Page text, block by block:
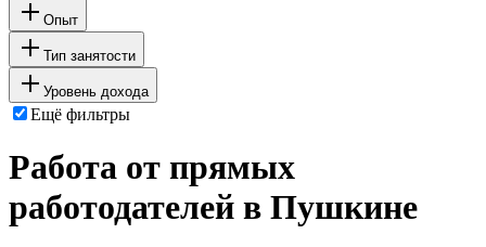
Опыт
Тип занятости
Уровень дохода
Ещё фильтры
Работа от прямых
работодателей в Пушкине